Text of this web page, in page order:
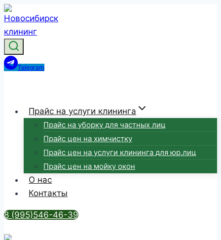
Перейти
к
содержимому
Telegram
Прайс на услуги клининга
Прайс на уборку для частных лиц
Прайс цен на химчистку
Прайс цен на услуги клининга для юр.лиц
Прайс цен на мойку окон
О нас
Контакты
8 (995)546-46-39